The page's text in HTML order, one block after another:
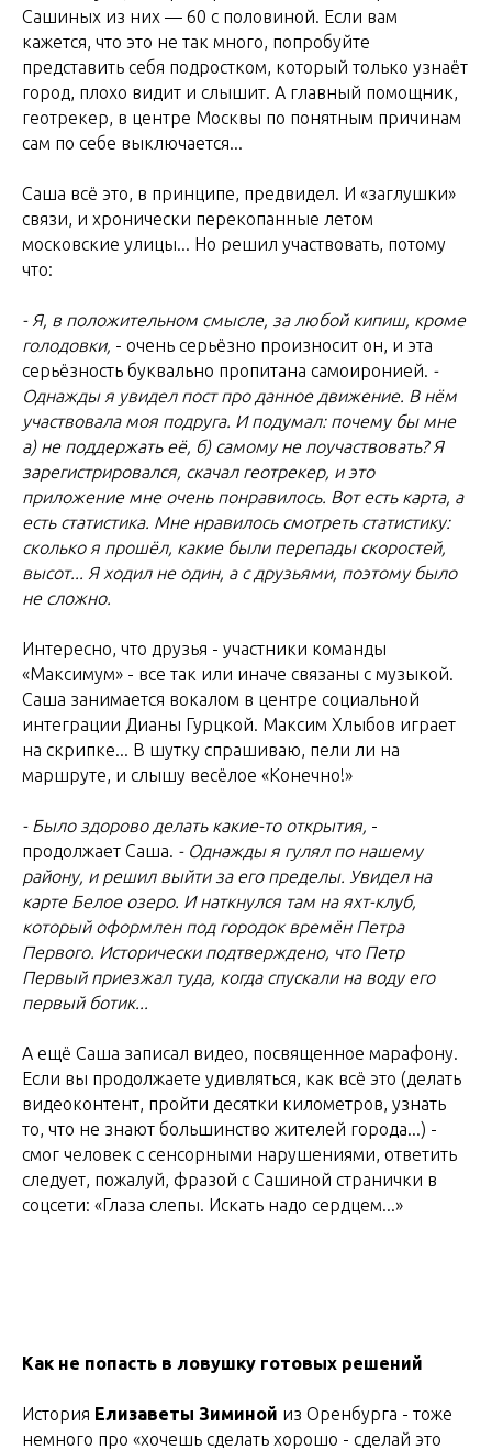
Сашиных из них — 60 с половиной. Если вам
кажется, что это не так много, попробуйте
представить себя подростком, который только узнаёт
город, плохо видит и слышит. А главный помощник,
геотрекер, в центре Москвы по понятным причинам
сам по себе выключается...
Саша всё это, в принципе, предвидел. И «заглушки»
связи, и хронически перекопанные летом
московские улицы... Но решил участвовать, потому
что:
- Я, в положительном смысле, за любой кипиш, кроме
голодовки, - очень серьёзно произносит он, и эта
серьёзность буквально пропитана самоиронией. -
Однажды я увидел пост про данное движение. В нём
участвовала моя подруга. И подумал: почему бы мне
а) не поддержать её, б) самому не поучаствовать? Я
зарегистрировался, скачал геотрекер, и это
приложение мне очень понравилось. Вот есть карта, а
есть статистика. Мне нравилось смотреть статистику:
сколько я прошёл, какие были перепады скоростей,
высот... Я ходил не один, а с друзьями, поэтому было
не сложно.
Интересно, что друзья - участники команды
«Максимум» - все так или иначе связаны с музыкой.
Саша занимается вокалом в центре социальной
интеграции Дианы Гурцкой. Максим Хлыбов играет
на скрипке... В шутку спрашиваю, пели ли на
маршруте, и слышу весёлое «Конечно!»
- Было здорово делать какие-то открытия, -
продолжает Саша. - Однажды я гулял по нашему
району, и решил выйти за его пределы. Увидел на
карте Белое озеро. И наткнулся там на яхт-клуб,
который оформлен под городок времён Петра
Первого. Исторически подтверждено, что Петр
Первый приезжал туда, когда спускали на воду его
первый ботик...
А ещё Саша записал видео, посвященное марафону.
Если вы продолжаете удивляться, как всё это (делать
видеоконтент, пройти десятки километров, узнать
то, что не знают большинство жителей города...) -
смог человек с сенсорными нарушениями, ответить
следует, пожалуй, фразой с Сашиной странички в
соцсети: «Глаза слепы. Искать надо сердцем...»
Как не попасть в ловушку готовых решений
История Елизаветы Зиминой из Оренбурга - тоже
немного про «хочешь сделать хорошо - сделай это